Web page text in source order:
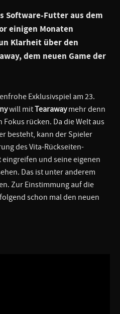
Software-Futter aus dem
einigen Monaten
Klarheit über den
, dem neuen Game der
Exklusivspiel am 23.
will mitTearawaymehr denn
rücken. Da die Welt aus
besteht, kann der Spieler
des Vita-Rückseiten-
und seine eigenen
Das ist unter anderem
Zur Einstimmung auf die
schon mal den neuen